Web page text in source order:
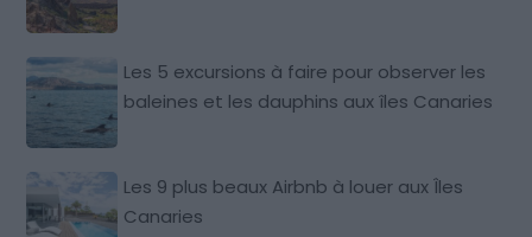
Les 5 excursions à faire pour observer les
baleines et les dauphins aux îles Canaries
Les 9 plus beaux Airbnb à louer aux Îles
Canaries